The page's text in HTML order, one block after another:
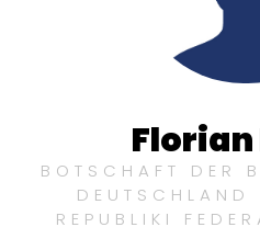
BOTSCHAFT DER
REPUBLIKI